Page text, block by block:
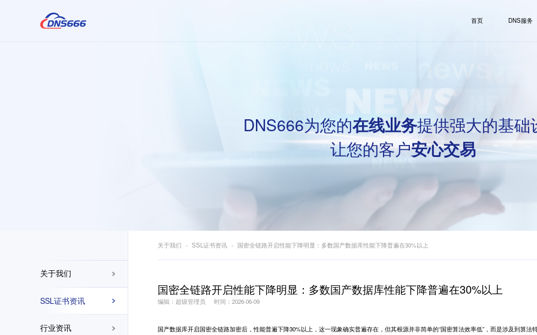
首页 DNS服务
DNS666为您的在线业务提供强大的基础
让您的客户安心交易
关于我们
SSL证书资讯
行业资讯
关于我们 SSL证书资讯 国密全链路开启性能下降明显：多数国产数据库性能下降普遍在30%以上
国密全链路开启性能下降明显：多数国产数据库性能下降普遍在30%以上
编辑：超级管理员 时间：2026-06-09
国产数据库开启国密全链路加密后，性能普遍下降30%以上，这一现象确实普遍存在，但其根源并非简单的“国密算法效率低”，而是涉及到算法特